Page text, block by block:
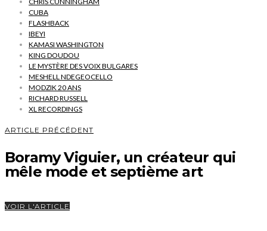
CUBA
FLASHBACK
IBEYI
KAMASI WASHINGTON
KING DOUDOU
LE MYSTÈRE DES VOIX BULGARES
MESHELL NDEGEOCELLO
MODZIK 20 ANS
RICHARD RUSSELL
XL RECORDINGS
ARTICLE PRÉCÉDENT
Boramy Viguier, un créateur qui
mêle mode et septième art
VOIR L'ARTICLE